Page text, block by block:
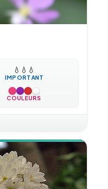
💧 💧 💧
IMPORTANT
COULEURS